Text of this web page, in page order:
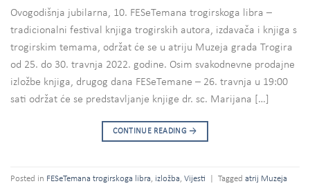
Ovogodišnja jubilarna, 10. FESeTemana trogirskoga libra –
tradicionalni festival knjiga trogirskih autora, izdavača i knjiga s
trogirskim temama, održat će se u atriju Muzeja grada Trogira
od 25. do 30. travnja 2022. godine. Osim svakodnevne prodajne
izložbe knjiga, drugog dana FESeTemane – 26. travnja u 19:00
sati održat će se predstavljanje knjige dr. sc. Marijana […]
CONTINUE READING →
Posted in FESeTemana trogirskoga libra, izložba, Vijesti Tagged atrij Muzeja